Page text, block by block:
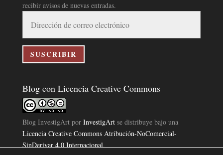
recibir avisos de nuevas entradas.
correo
electrónico
SUSCRIBIR
Blog con Licencia Creative Commons
Blog InvestigArtpor InvestigArtse distribuye bajo una
Licencia Creative Commons Atribución-NoComercial-
SinDerivar 4.0 Internacional.